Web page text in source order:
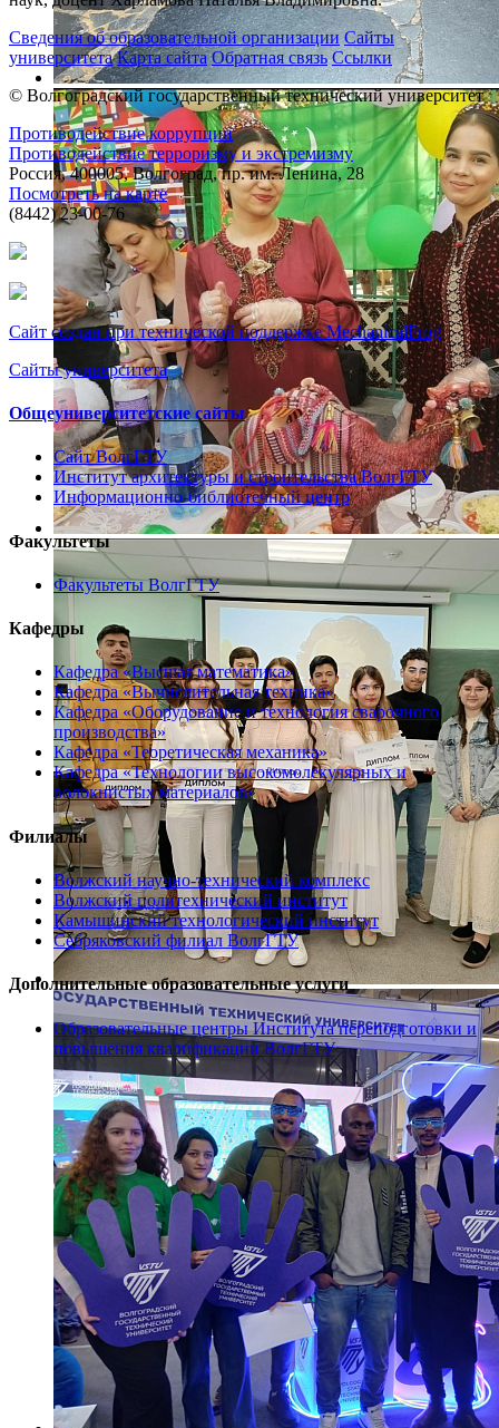
Сведения об образовательной организации Сайты
университета Карта сайта Обратная связь Ссылки
© Волгоградский государственный технический университет
Противодействие коррупции
Противодействие терроризму и экстремизму
Россия, 400005, Волгоград, пр. им. Ленина, 28
Посмотреть на карте
(8442) 23-00-76
Сайт создан при технической поддержке MechanicalFrog
Сайты университета
Общеуниверситетские сайты
Сайт ВолгГТУ
Институт архитектуры и строительства ВолгГТУ
Информационно-библиотечный центр
Факультеты
Факультеты ВолгГТУ
Кафедры
Кафедра «Высшая математика»
Кафедра «Вычислительная техника»
Кафедра «Оборудование и технология сварочного
производства»
Кафедра «Теоретическая механика»
Кафедра «Технологии высокомолекулярных и
волокнистых материалов»
Филиалы
Волжский научно-технический комплекс
Волжский политехнический институт
Камышинский технологический институт
Себряковский филиал ВолгГТУ
Дополнительные образовательные услуги
Образовательные центры Института переподготовки и
повышения квалификации ВолгГТУ